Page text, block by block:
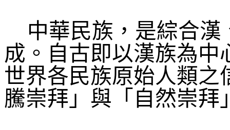
中華民族，是綜合
成。自古即以漢族為
世界各民族原始人類之
騰崇拜」與「自然崇拜